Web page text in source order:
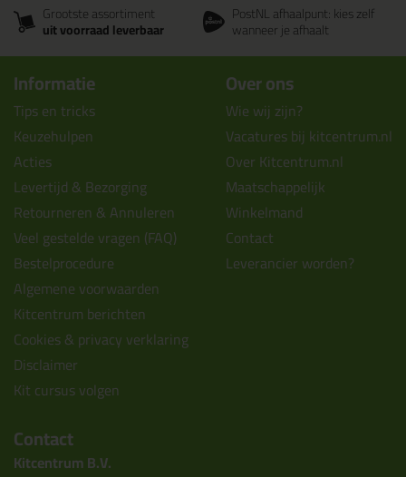
Grootste assortiment
uit voorraad leverbaar
PostNL afhaalpunt: kies zelf
wanneer je afhaalt
Informatie
Tips en tricks
Keuzehulpen
Acties
Levertijd & Bezorging
Retourneren & Annuleren
Veel gestelde vragen (FAQ)
Bestelprocedure
Algemene voorwaarden
Kitcentrum berichten
Cookies & privacy verklaring
Disclaimer
Kit cursus volgen
Over ons
Wie wij zijn?
Vacatures bij kitcentrum.nl
Over Kitcentrum.nl
Maatschappelijk
Winkelmand
Contact
Leverancier worden?
Contact
Kitcentrum B.V.